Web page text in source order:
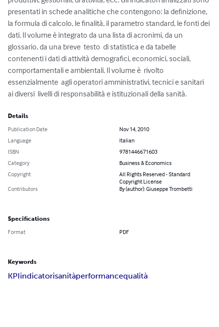
presentati in schede analitiche che contengono: la definizione,
la formula di calcolo, le finalità, il parametro standard, le fonti dei
dati. Il volume è integrato da una lista di acronimi, da un
glossario, da una breve  testo  di statistica e da tabelle
contenenti i dati di attività demografici, economici, sociali,
comportamentali e ambientali. Il volume è  rivolto
essenzialmente  agli operatori amministrativi, tecnici e sanitari
ai diversi  livelli di responsabilità e istituzionali della sanità.
Details
Publication Date
Nov 14, 2010
Language
Italian
ISBN
9781446671603
Category
Business & Economics
Copyright
All Rights Reserved - Standard
Copyright License
Contributors
By (author): Giuseppe Trombetti
Specifications
Format PDF
Keywords
KPIindicatorisanitàperformancequalità